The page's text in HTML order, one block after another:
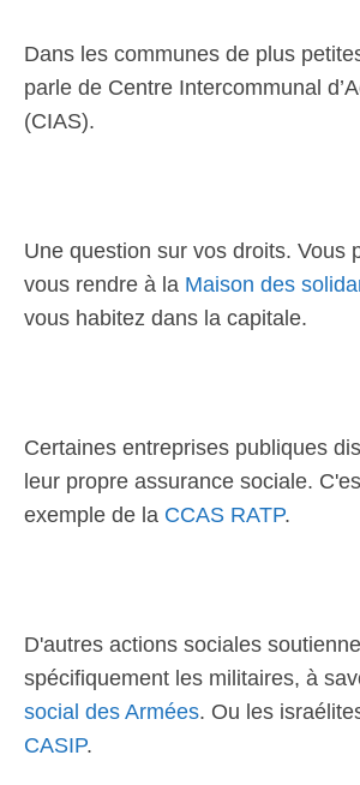
Dans les communes de plus
parle de Centre Intercommunal
(CIAS).
Une question sur vos droits. Vous
vous rendre à la Maison des
vous habitez dans la capitale.
Certaines entreprises publiques
leur propre assurance sociale.
exemple de la CCAS RATP.
D'autres actions sociales
spécifiquement les militaires, à
social des Armées. Ou les
CASIP.